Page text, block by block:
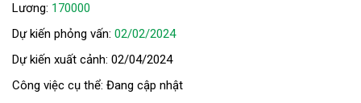
Lương: 170000
Dự kiến phỏng vấn: 02/02/2024
Dự kiến xuất cảnh: 02/04/2024
Công việc cụ thể: Đang cập nhật